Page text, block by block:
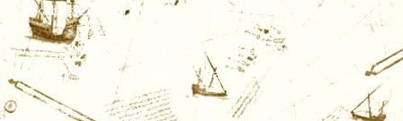
Lihkab işlemlerinizde ulaşabileceğiniz güvenli adres...
Adres: Sularbaşı Mah. Kepenek Cad. No: 2 Erişenler
Apt. Kat: 1 Daire: 1 Merkez/Sivas
Tel: 0 346 225 27 09